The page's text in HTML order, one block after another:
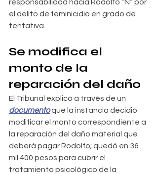
responsabilidad hacia Rodolfo “N” por
el delito de feminicidio en grado de
tentativa.
Se modifica el
monto de la
reparación del daño
El Tribunal explicó a través de un
documento que la instancia decidió
modificar el monto correspondiente a
la reparación del daño material que
deberá pagar Rodolfo; quedó en 36
mil 400 pesos para cubrir el
tratamiento psicológico de la